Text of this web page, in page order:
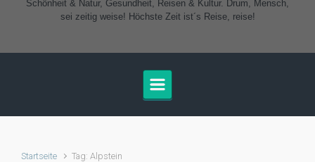
Schönheit & Natur, Gesundheit, Reisen & Kultur. Drum, Mensch,
sei zeitig weise! Höchste Zeit ist´s Reise, reise!
Startseite Tag: Alpstein